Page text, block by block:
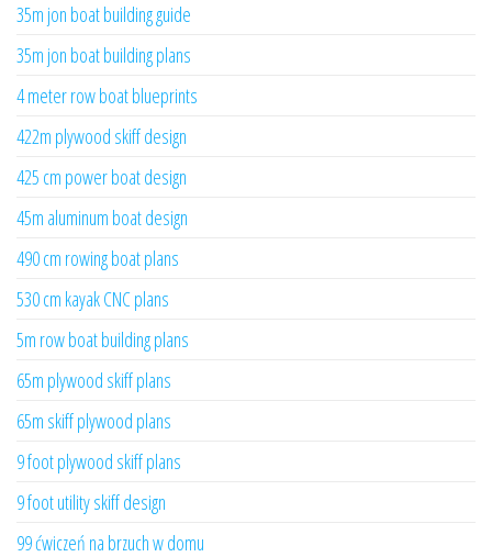
35m jon boat building guide
35m jon boat building plans
4 meter row boat blueprints
422m plywood skiff design
425 cm power boat design
45m aluminum boat design
490 cm rowing boat plans
530 cm kayak CNC plans
5m row boat building plans
65m plywood skiff plans
65m skiff plywood plans
9 foot plywood skiff plans
9 foot utility skiff design
99 ćwiczeń na brzuch w domu